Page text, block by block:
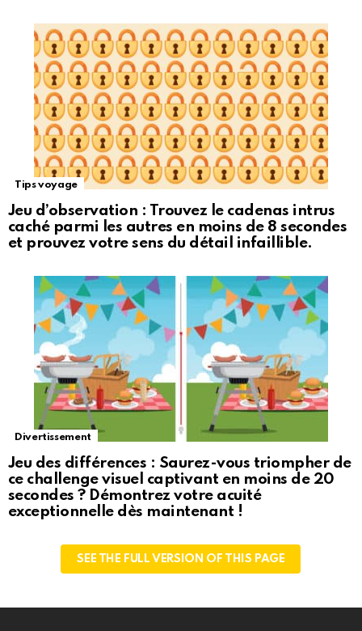
Tips voyage
Jeu d’observation : Trouvez le cadenas intrus
caché parmi les autres en moins de 8 secondes
et prouvez votre sens du détail infaillible.
Divertissement
Jeu des différences : Saurez-vous triompher de
ce challenge visuel captivant en moins de 20
secondes ? Démontrez votre acuité
exceptionnelle dès maintenant !
SEE THE FULL VERSION OF THIS PAGE